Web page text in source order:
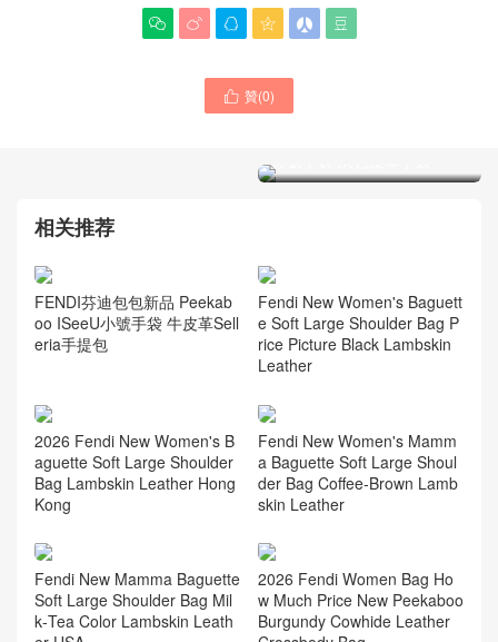
     
 贊(0)
FENDI芬迪女包經典系列
Baguette 寬肩帶FF帆布手
FENDI男士手袋2024專櫃新
相关推荐
FENDI芬迪包包新品 Peekab
eria手提包
Fendi New Women's Baguett
rice Picture Black Lambskin
Leather